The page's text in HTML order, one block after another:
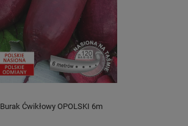
Burak Ćwikłowy OPOLSKI 6m